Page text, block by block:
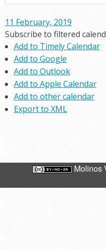
11 February, 2019
Subscribe to filtered
Add to Timely Calendar
Add to Google
Add to Outlook
Add to Apple Calendar
Add to other calendar
Export to XML
Molinos